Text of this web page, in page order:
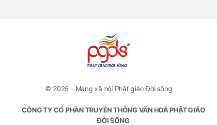
© 2026 - Mạng xã hội Phật giáo Đời sống
CÔNG TY CỔ PHẦN TRUYỀN THÔNG VĂN HOÁ PHẬT GIÁO
ĐỜI SỐNG